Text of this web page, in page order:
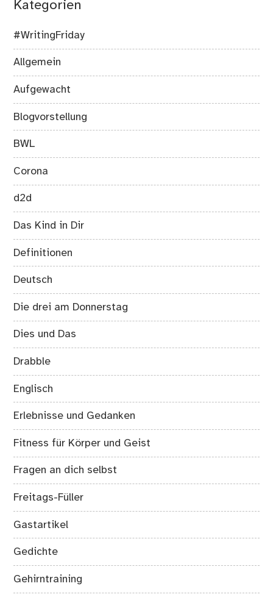
Kategorien
#WritingFriday
Allgemein
Aufgewacht
Blogvorstellung
BWL
Corona
d2d
Das Kind in Dir
Definitionen
Deutsch
Die drei am Donnerstag
Dies und Das
Drabble
Englisch
Erlebnisse und Gedanken
Fitness für Körper und Geist
Fragen an dich selbst
Freitags-Füller
Gastartikel
Gedichte
Gehirntraining